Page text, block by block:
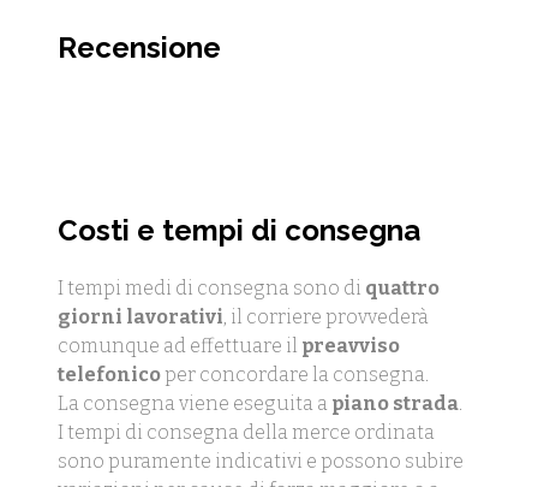
Recensione
Costi e tempi di consegna
I tempi medi di consegna sono di quattro
giorni lavorativi , il corriere provvederà
comunque ad effettuare il preavviso
telefonicoper concordare la consegna.
La consegna viene eseguita a piano strada
I tempi di consegna della merce ordinata
sono puramente indicativi e possono subire